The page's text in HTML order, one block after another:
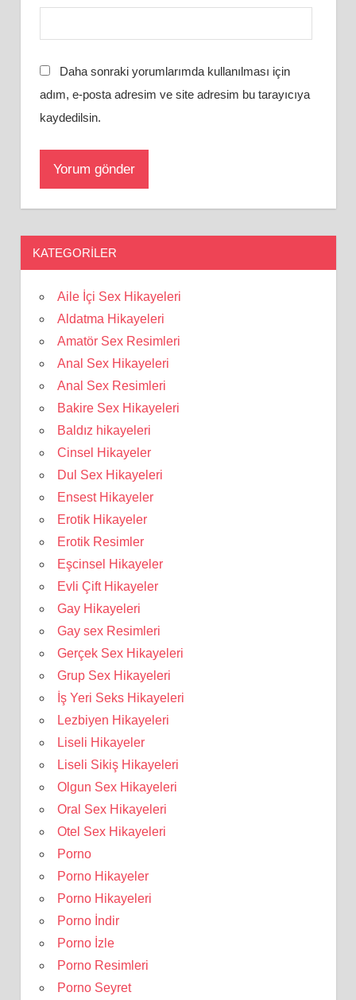
Daha sonraki yorumlarımda kullanılması için
adım, e-posta adresim ve site adresim bu tarayıcıya
kaydedilsin.
KATEGORILER
Aile İçi Sex Hikayeleri
Aldatma Hikayeleri
Amatör Sex Resimleri
Anal Sex Hikayeleri
Anal Sex Resimleri
Bakire Sex Hikayeleri
Baldız hikayeleri
Cinsel Hikayeler
Dul Sex Hikayeleri
Ensest Hikayeler
Erotik Hikayeler
Erotik Resimler
Eşcinsel Hikayeler
Evli Çift Hikayeler
Gay Hikayeleri
Gay sex Resimleri
Gerçek Sex Hikayeleri
Grup Sex Hikayeleri
İş Yeri Seks Hikayeleri
Lezbiyen Hikayeleri
Liseli Hikayeler
Liseli Sikiş Hikayeleri
Olgun Sex Hikayeleri
Oral Sex Hikayeleri
Otel Sex Hikayeleri
Porno
Porno Hikayeler
Porno Hikayeleri
Porno İndir
Porno İzle
Porno Resimleri
Porno Seyret